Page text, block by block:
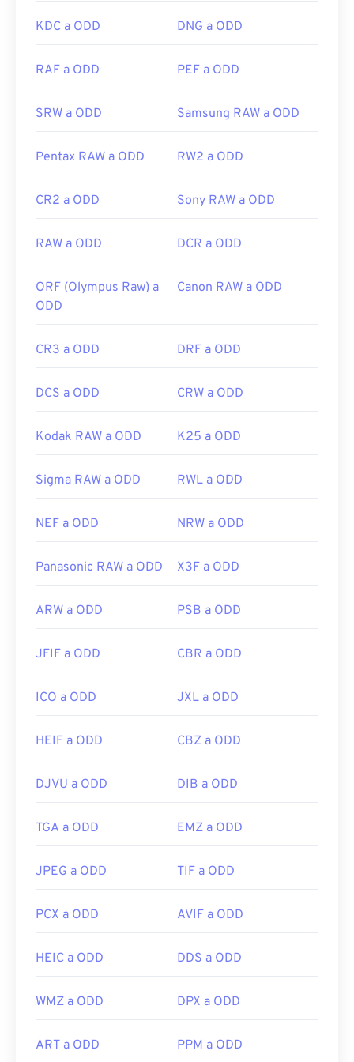
KDC a ODD DNG a ODD
RAF a ODD PEF a ODD
SRW a ODD Samsung RAW a ODD
Pentax RAW a ODD RW2 a ODD
CR2 a ODD Sony RAW a ODD
RAW a ODD DCR a ODD
ORF (Olympus Raw) a
ODD
Canon RAW a ODD
CR3 a ODD DRF a ODD
DCS a ODD CRW a ODD
Kodak RAW a ODD K25 a ODD
Sigma RAW a ODD RWL a ODD
NEF a ODD NRW a ODD
Panasonic RAW a ODD X3F a ODD
ARW a ODD PSB a ODD
JFIF a ODD CBR a ODD
ICO a ODD JXL a ODD
HEIF a ODD CBZ a ODD
DJVU a ODD DIB a ODD
TGA a ODD EMZ a ODD
JPEG a ODD TIF a ODD
PCX a ODD AVIF a ODD
HEIC a ODD DDS a ODD
WMZ a ODD DPX a ODD
ART a ODD PPM a ODD